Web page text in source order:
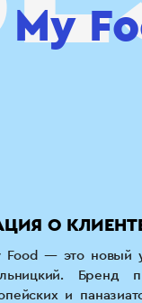
О
Food — это новый
Бренд
и